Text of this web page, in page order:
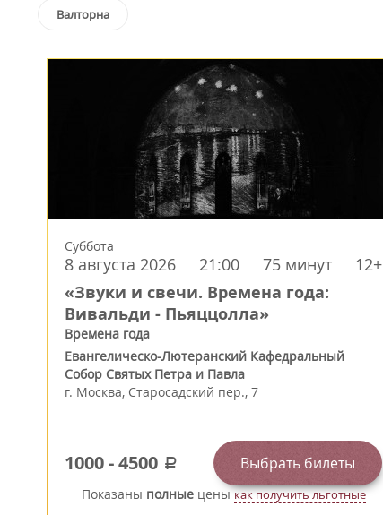
Валторна
Суббота
8 августа 2026 21:00 75 минут 12+
«Звуки и свечи. Времена года:
Вивальди - Пьяццолла»
Времена года
Евангелическо-Лютеранский Кафедральный
Собор Святых Петра и Павла
г. Москва, Старосадский пер., 7
1000-4500 a Выбрать билеты
Показаны полныеценыкак получить льготные